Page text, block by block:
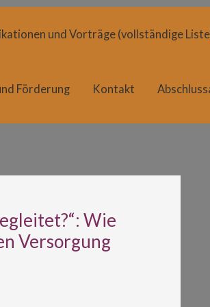
und Vorträge (vollständige
Förderung Kontakt
Wie
Versorgung